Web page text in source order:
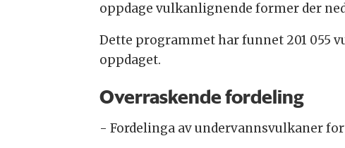
oppdage vulkanlignende former der
Dette programmet har funnet 201 055
oppdaget.
Overraskende fordeling
- Fordelinga av undervannsvulkaner